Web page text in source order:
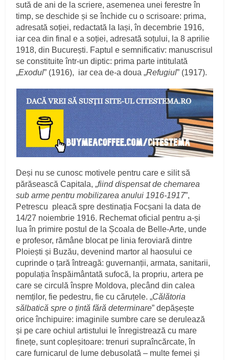
sută de ani de la scriere, asemenea unei ferestre în
timp, se deschide și se închide cu o scrisoare: prima,
adresată soției, redactată la Iași, în decembrie 1916,
iar cea din final e a soției, adresată soțului, la 8 aprilie
1918, din București. Faptul e semnificativ: manuscrisul
se constituite într-un diptic: prima parte intitulată
„Exodul” (1916), iar cea de-a doua „Refugiul” (1917).
Deși nu se cunosc motivele pentru care e silit să
părăsească Capitala, „fiind dispensat de chemarea
sub arme pentru mobilizarea anului 1916-1917”,
Petrescu pleacă spre destinația Focșani la data de
14/27 noiembrie 1916. Rechemat oficial pentru a-și
lua în primire postul de la Școala de Belle-Arte, unde
e profesor, rămâne blocat pe linia feroviară dintre
Ploiești și Buzău, devenind martor al haosului ce
cuprinde o țară întreagă: guvernanții, armata, sanitarii,
populația înspăimântată sufocă, la propriu, artera pe
care se circulă înspre Moldova, plecând din calea
nemților, fie pedestru, fie cu căruțele. „Călătoria
sălbatică spre o țintă fără determinare” depășește
orice închipuire: imaginile sumbre care se derulează
și pe care ochiul artistului le înregistrează cu mare
finețe, sunt copleșitoare: trenuri supraîncărcate, în
care furnicarul de lume debusolată – multe femei și